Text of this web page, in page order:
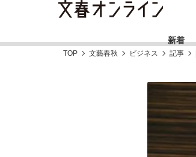
新着
TOP 文藝春秋 ビジネス 記事